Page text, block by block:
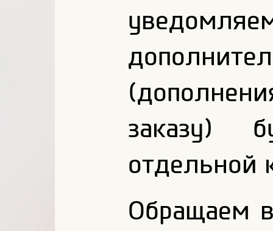
заказу)
отдельной
Обращаем